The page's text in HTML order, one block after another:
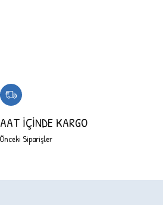
İÇİNDE KARGO
Siparişler